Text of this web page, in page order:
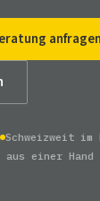
anfragen
Schweizweit im
einer Hand